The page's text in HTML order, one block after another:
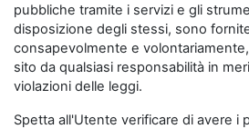
pubbliche tramite i servizi e gli
disposizione degli stessi, sono
consapevolmente e
sito da qualsiasi responsabilità in
violazioni delle leggi.
Spetta all'Utente verificare di avere i